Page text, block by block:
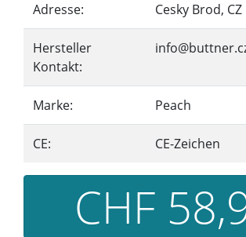
Adresse:
Cesky Brod, CZ
Hersteller
Kontakt:
Marke: Peach
CE: CE-Zeichen
CHF